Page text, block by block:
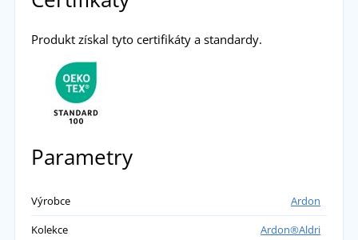
Živá
Vzala jsem dvoje „naslepo“ a trefila jsem se.
Velká spokojenost. Měřím 163 cm, váha cca
77 kg, vzala jsem velikost L (místo XL) a sedí
bavlna „pracuje“ a časem se trochu roztáhne.
Legíny jsou na tělo, ale nikde netlačí a na sobě
také kvůli střihu v pase. Pas je skvěle řešený,
Produkt získal tyto certifikáty a standardy.
Parametry
Výrobce
Ardon
Kolekce
Ardon®Aldri